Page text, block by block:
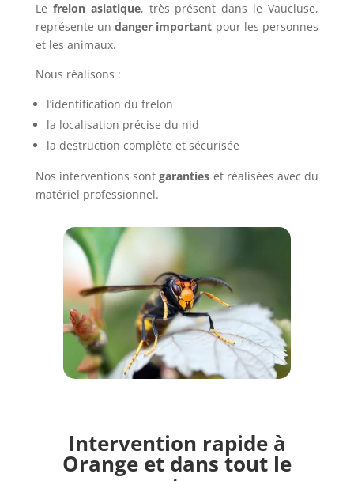
Le frelon asiatique, très présent dans le Vaucluse,
représente undanger important pour les personnes
et les animaux.
Nous réalisons :
l’identification du frelon
la localisation précise du nid
la destruction complète et sécurisée
Nos interventions sontgaranties et réalisées avec du
matériel professionnel.
Intervention rapide à
Orange et dans tout le